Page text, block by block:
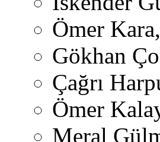
Ömer
Gökhan
Çağrı
Ömer
Meral